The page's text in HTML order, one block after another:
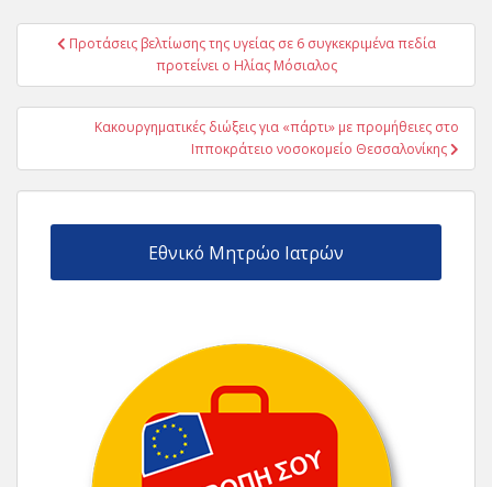
Πλοήγηση
Προτάσεις βελτίωσης της υγείας σε 6 συγκεκριμένα πεδία
προτείνει ο Ηλίας Μόσιαλος
Κακουργηματικές διώξεις για «πάρτι» με προμήθειες στο
Ιπποκράτειο νοσοκομείο Θεσσαλονίκης
Εθνικό Μητρώο Ιατρών